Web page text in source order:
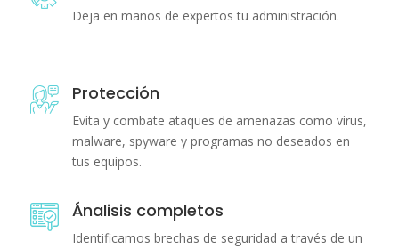
Deja en manos de expertos tu administración.
Protección
Evita y combate ataques de amenazas como virus,
malware, spyware y programas no deseados en
tus equipos.
Ánalisis completos
Identificamos brechas de seguridad a través de un